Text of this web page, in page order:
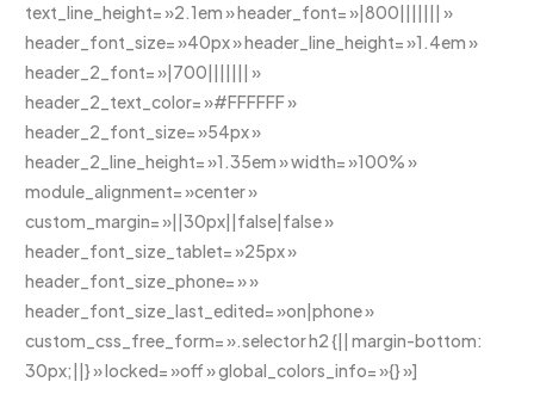
text_line_height= »2.1em » header_font= »|800||||||| »
header_font_size= »40px » header_line_height= »1.4em »
header_2_font= »|700||||||| »
header_2_text_color= »#FFFFFF »
header_2_font_size= »54px »
header_2_line_height= »1.35em » width= »100% »
module_alignment= »center »
custom_margin= »||30px||false|false »
header_font_size_tablet= »25px »
header_font_size_phone= » »
header_font_size_last_edited= »on|phone »
custom_css_free_form= ».selector h2 {|| margin-bottom:
30px;||} » locked= »off » global_colors_info= »{} »]